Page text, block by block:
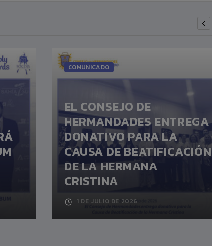
COMUNICADO
EL CONSEJO DE
HERMANDADES ENTREGA
DONATIVO PARA LA
CAUSA DE BEATIFICACIÓN
DE LA HERMANA
CRISTINA
1 DE JULIO DE 2026